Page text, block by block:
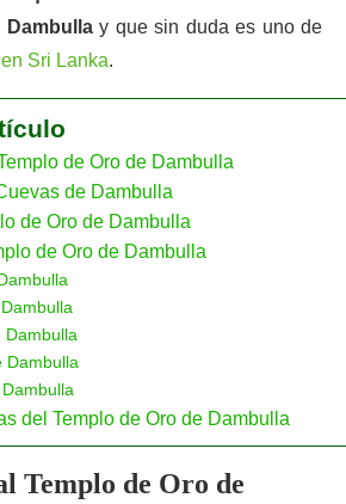
Dambullay que sin duda es uno de
Sri Lanka.
de Oro de Dambulla
de Dambulla
de Oro de Dambulla
de Oro de Dambulla
Dambulla
Dambulla
del Templo de Oro de Dambulla
Templo de Oro de